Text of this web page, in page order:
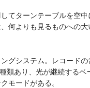
てターンテーブルを空中
何よりも見るものへの大
グシステム。レコードの
類あり、光が継続するベ
モードがある。